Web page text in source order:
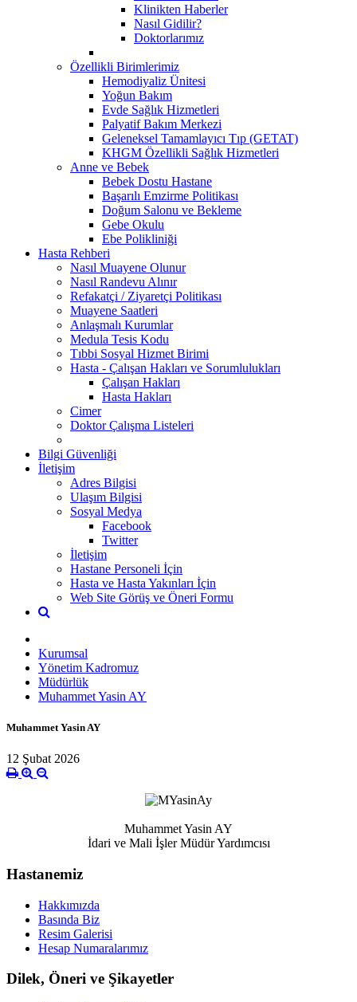
Klinikten Haberler
Nasıl Gidilir?
Doktorlarımız
Özellikli Birimlerimiz
Hemodiyaliz Ünitesi
Yoğun Bakım
Evde Sağlık Hizmetleri
Palyatif Bakım Merkezi
Geleneksel Tamamlayıcı Tıp (GETAT)
KHGM Özellikli Sağlık Hizmetleri
Anne ve Bebek
Bebek Dostu Hastane
Başarılı Emzirme Politikası
Doğum Salonu ve Bekleme
Gebe Okulu
Ebe Polikliniği
Hasta Rehberi
Nasıl Muayene Olunur
Nasıl Randevu Alınır
Refakatçi / Ziyaretçi Politikası
Muayene Saatleri
Anlaşmalı Kurumlar
Medula Tesis Kodu
Tıbbi Sosyal Hizmet Birimi
Hasta - Çalışan Hakları ve Sorumlulukları
Çalışan Hakları
Hasta Hakları
Cimer
Doktor Çalışma Listeleri
Bilgi Güvenliği
İletişim
Adres Bilgisi
Ulaşım Bilgisi
Sosyal Medya
Facebook
Twitter
İletişim
Hastane Personeli İçin
Hasta ve Hasta Yakınları İçin
Web Site Görüş ve Öneri Formu
Kurumsal
Yönetim Kadromuz
Müdürlük
Muhammet Yasin AY
Muhammet Yasin AY
12 Şubat 2026
Muhammet Yasin AY
İdari ve Mali İşler Müdür Yardımcısı
Hastanemiz
Hakkımızda
Basında Biz
Resim Galerisi
Hesap Numaralarımız
Dilek, Öneri ve Şikayetler